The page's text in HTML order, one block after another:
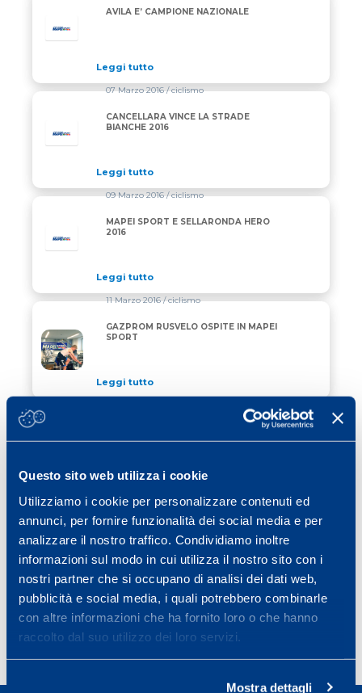
Questo sito web utilizza i cookie
Utilizziamo i cookie per personalizzare contenuti ed
annunci, per fornire funzionalità dei social media e per
analizzare il nostro traffico. Condividiamo inoltre
informazioni sul modo in cui utilizza il nostro sito con i
nostri partner che si occupano di analisi dei dati web,
pubblicità e social media, i quali potrebbero combinarle
con altre informazioni che ha fornito loro o che hanno
raccolto dal suo utilizzo dei loro servizi.
Mostra dettagli
AVILA E’ CAMPIONE NAZIONALE
Leggi tutto
07 Marzo 2016/ ciclismo
CANCELLARA VINCE LA STRADE
BIANCHE 2016
Leggi tutto
09 Marzo 2016/ ciclismo
MAPEI SPORT E SELLARONDA HERO
2016
Leggi tutto
GAZPROM RUSVELO OSPITE IN MAPEI SPORT
11 Marzo 2016/ ciclismo
GAZPROM RUSVELO OSPITE IN MAPEI
SPORT
Leggi tutto
SASSUOLO NEWS: INTERVISTA AL DOTT. SQUINZI
DOTT. SQUINZI PER RADIO RAI
16 Marzo 2016
PETER FILL VINCE LA DISCESA LIBERA
Leggi tutto